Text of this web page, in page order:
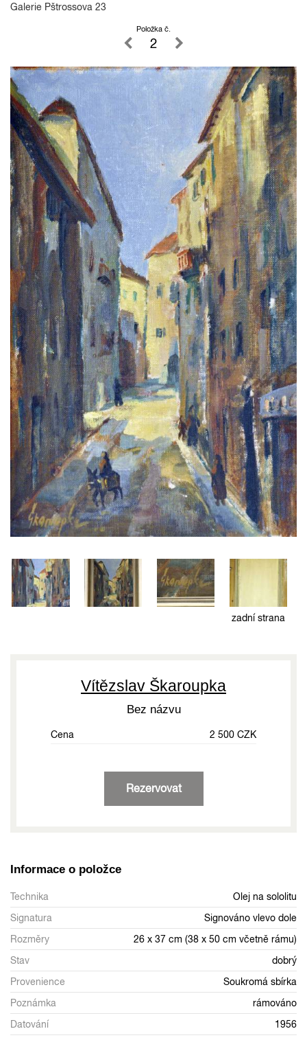
Galerie Pštrossova 23
Položka č.
2
zadní strana
Vítězslav Škaroupka
Bez názvu
Cena 2 500 CZK
Rezervovat
Informace o položce
Technika
Olej na sololitu
Signatura
Signováno vlevo dole
Rozměry
26 x 37 cm (38 x 50 cm včetně rámu)
Stav
dobrý
Provenience
Soukromá sbírka
Poznámka
rámováno
Datování
1956